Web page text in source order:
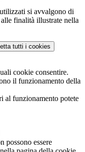
si avvalgono di
finalità illustrate nella
tutti i cookies
cookie consentire.
il funzionamento della
al funzionamento potete
possono essere